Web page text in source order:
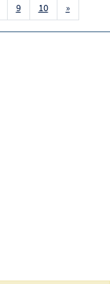
9 10 »Nächste